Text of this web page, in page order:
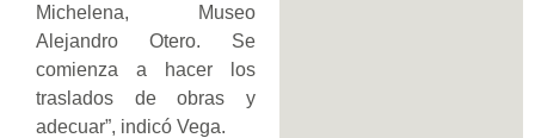
Michelena, Museo
Alejandro Otero. Se
comienza a hacer los
traslados de obras y
adecuar”, indicó Vega.